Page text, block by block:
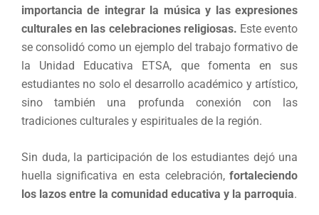
importancia de integrar la música y las expresiones
culturales en las celebraciones religiosas. Este evento
se consolidó como un ejemplo del trabajo formativo de
la Unidad Educativa ETSA, que fomenta en sus
estudiantes no solo el desarrollo académico y artístico,
sino también una profunda conexión con las
tradiciones culturales y espirituales de la región.
Sin duda, la participación de los estudiantes dejó una
huella significativa en esta celebración, fortaleciendo
los lazos entre la comunidad educativa y la parroquia.